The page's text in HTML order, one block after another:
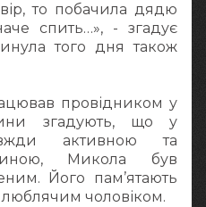
то побачила дядю
спить…», - згадує
того дня також
провідником у
згадують, що у
активною та
Микола був
Його пам’ятають
чоловіком.